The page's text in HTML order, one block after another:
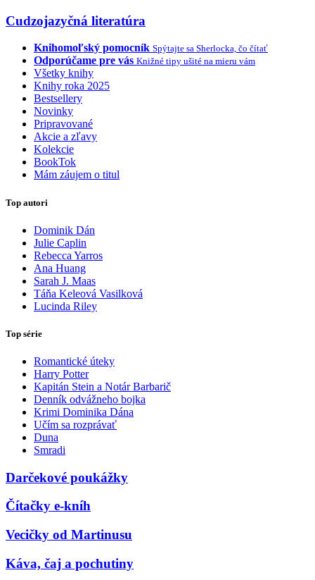
Cudzojazyčná literatúra
Knihomoľský pomocník Spýtajte sa Sherlocka, čo čítať
Odporúčame pre vás Knižné tipy ušité na mieru vám
Všetky knihy
Knihy roka 2025
Bestsellery
Novinky
Pripravované
Akcie a zľavy
Kolekcie
BookTok
Mám záujem o titul
Top autori
Dominik Dán
Julie Caplin
Rebecca Yarros
Ana Huang
Sarah J. Maas
Táňa Keleová Vasilková
Lucinda Riley
Top série
Romantické úteky
Harry Potter
Kapitán Stein a Notár Barbarič
Denník odvážneho bojka
Krimi Dominika Dána
Učím sa rozprávať
Duna
Smradi
Darčekové poukážky
Čítačky e-kníh
Vecičky od Martinusu
Káva, čaj a pochutiny